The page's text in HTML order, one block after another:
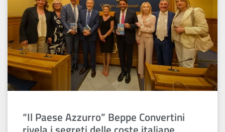
“Il Paese Azzurro” Beppe Convertini